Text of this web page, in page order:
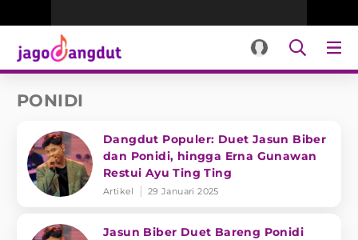
PONIDI
Dangdut Populer: Duet Jasun Biber
dan Ponidi, hingga Erna Gunawan
Restui Ayu Ting Ting
Artikel 29 Januari 2025
Jasun Biber Duet Bareng Ponidi